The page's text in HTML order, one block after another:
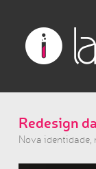
Redesign
Nova identidade,